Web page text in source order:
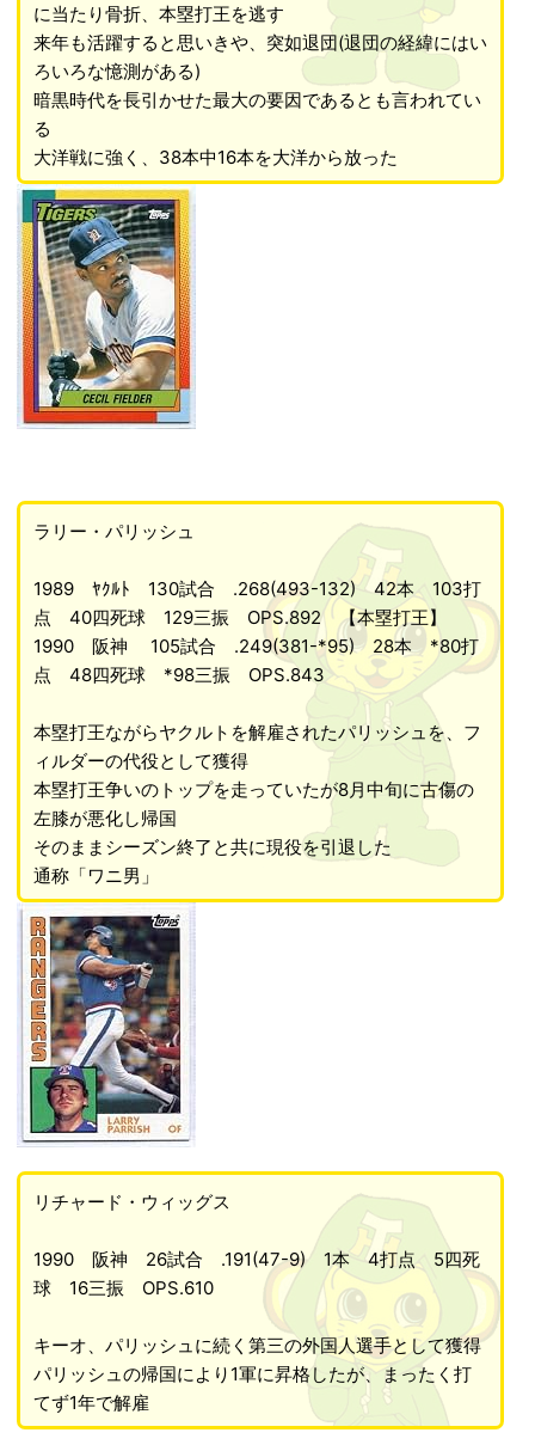
に当たり骨折、本塁打王を逃す
来年も活躍すると思いきや、突如退団(退団の経緯にはい
ろいろな憶測がある)
暗黒時代を長引かせた最大の要因であるとも言われてい
る
大洋戦に強く、38本中16本を大洋から放った
ラリー・パリッシュ
1989 ﾔｸﾙﾄ 130試合 .268(493-132) 42本 103打
点 40四死球 129三振 OPS.892 【本塁打王】
1990 阪神 105試合 .249(381-*95) 28本 *80打
点 48四死球 *98三振 OPS.843
本塁打王ながらヤクルトを解雇されたパリッシュを、フ
ィルダーの代役として獲得
本塁打王争いのトップを走っていたが8月中旬に古傷の
左膝が悪化し帰国
そのままシーズン終了と共に現役を引退した
通称「ワニ男」
リチャード・ウィッグス
1990 阪神 26試合 .191(47-9) 1本 4打点 5四死
球 16三振 OPS.610
キーオ、パリッシュに続く第三の外国人選手として獲得
パリッシュの帰国により1軍に昇格したが、まったく打
てず1年で解雇